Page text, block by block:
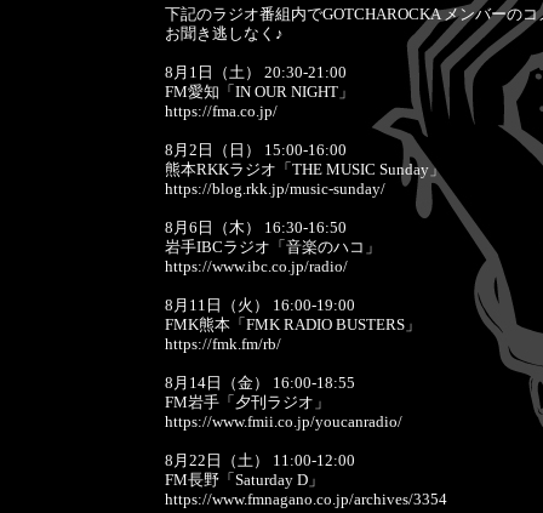
下記のラジオ番組内でGOTCHAROCKA メンバーの
お聞き逃しなく♪
8月1日（土） 20:30-21:00
FM愛知「IN OUR NIGHT」
https://fma.co.jp/
8月2日（日） 15:00-16:00
熊本RKKラジオ「THE MUSIC Sunday」
https://blog.rkk.jp/music-sunday/
8月6日（木） 16:30-16:50
岩手IBCラジオ「音楽のハコ」
https://www.ibc.co.jp/radio/
8月11日（火） 16:00-19:00
FMK熊本「FMK RADIO BUSTERS」
https://fmk.fm/rb/
8月14日（金） 16:00-18:55
FM岩手「夕刊ラジオ」
https://www.fmii.co.jp/youcanradio/
8月22日（土） 11:00-12:00
FM長野「Saturday D」
https://www.fmnagano.co.jp/archives/3354